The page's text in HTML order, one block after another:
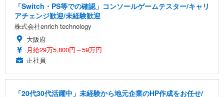
「Switch・PS等での確認」コンソールゲームテスター/キャリ
アチェンジ歓迎/未経験歓迎
株式会社enrich technology
大阪府
月給29万5,800円～59万円
正社員
「20代30代活躍中」未経験から地元企業のHP作成をお任せ/